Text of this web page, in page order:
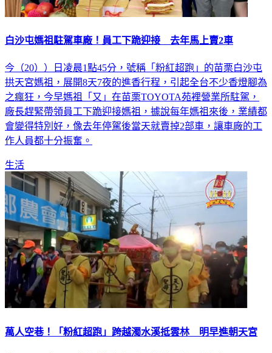
白沙屯媽祖駐駕車廠！員工下跪迎接 去年馬上賣2車
今（20））日凌晨1點45分，號稱「粉紅超跑」的苗栗白沙屯
拱天宮媽祖，展開8天7夜的進香行程，引起全台不少香燈腳為
之瘋狂，今早媽祖「又」在苗栗TOYOTA苑裡營業所駐駕，
廠長趕緊帶領員工下跪迎接媽祖，據說每年媽祖來後，業績都
會變得特別好，像去年停駕後當天就賣掉2部車，讓車廠的工
作人員都十分振奮。
生活
萬人空巷！「粉紅超跑」跨越濁水溪抵雲林 明早進朝天宮